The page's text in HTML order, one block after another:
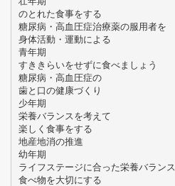
のとれた食事をする
糖尿病・高血圧症治療薬の服用者を
身体活動・運動による
青年期
すききらいをせずに食べましょう
糖尿病・高血圧症の
歯と口の健康づくり
少年期
栄養バランスを考えて
楽しく食事をする
地産地消の推進
幼年期
ライフステージに合った栄養バランス
食べ物を大切にする